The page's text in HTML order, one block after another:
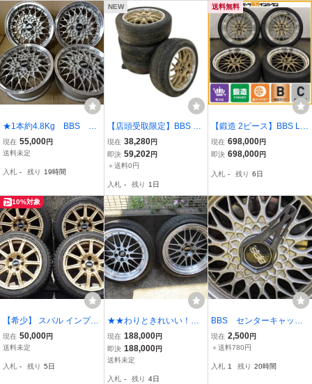
★1本約4.8Kg BBS JT
いすゞジェミニ 14イン
チ 5J OFF+46 4H-P
改造！希少！
現在 55,000円
送料未定
入札 - 残り 19時間
NEW
【店頭受取限定】BBS R
G735 ホイール BRIDGES
TONE Playz 225/45R17 9
1W 4本セット カー用品
現在 38,280円
即決 59,202 円
＋送料0円
入札 - 残り 1日
送料無料
【鍛造 2ピース】BBS LM
436 LM437 20in 10J +22
11J +24 PCD112 ピレリ
35R20 BMW F90 M5 F91
現在 698,000円
即決 698,000円
入札 - 残り 6日
10%対象
【希少】 スバル インプレ
ッサ GDB STI 純正 BBS製
RV724 17インチ 8J +53
バリ溝 スタッドレス 4本
現在 50,000円
送料未定
入札 - 残り 5日
★★わりときれいい！！B
BS LM シルバー 10j
×19 114.3 5穴 245/3
5R19 25年製 2本 07
現在 188,000円
即決 188,000円
送料未定
入札 - 残り 4日
BBS センターキャップ
レンチ
現在 2,500円
＋送料780円
入札 1 残り 20時間